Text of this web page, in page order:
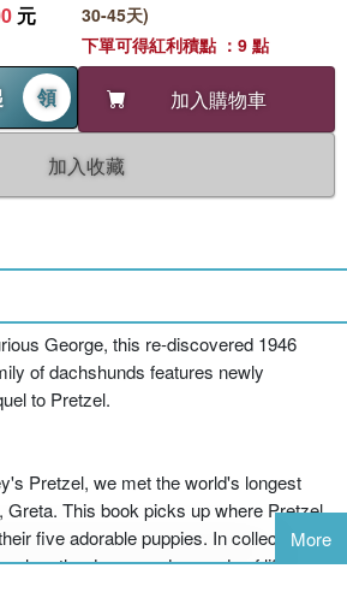
元
領 加入購物車
加入收藏
30-45天)
下單可得紅利積點 ：9 點
George, this re-discovered 1946
of dachshunds features newly
to Pretzel.
Pretzel, we met the world's longest
Greta. This book picks up where Pretzel
five adorable puppies. In collected
the drama and comedy of life as a
it means to have a daddy who's
More